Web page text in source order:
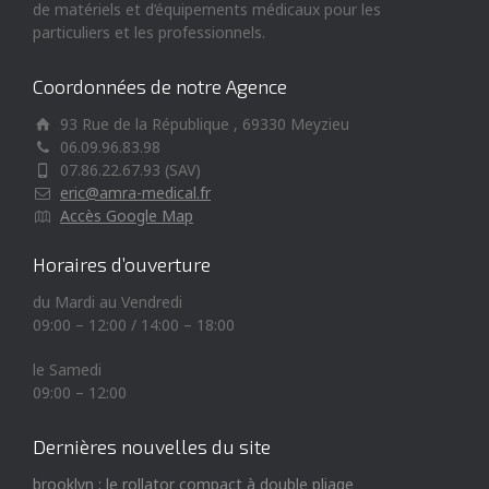
de matériels et d’équipements médicaux pour les
particuliers et les professionnels.
Coordonnées de notre Agence
93 Rue de la République , 69330 Meyzieu
06.09.96.83.98
07.86.22.67.93 (SAV)
eric@amra-medical.fr
Accès Google Map
Horaires d’ouverture
du Mardi au Vendredi
09:00 – 12:00 / 14:00 – 18:00
le Samedi
09:00 – 12:00
Dernières nouvelles du site
brooklyn : le rollator compact à double pliage